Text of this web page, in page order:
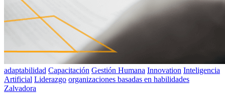
adaptabilidad Capacitación Gestión Humana Innovation Inteligencia
Artificial Liderazgo organizaciones basadas en habilidades
Zalvadora